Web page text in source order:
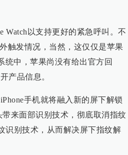
Watch以支持更好的紧急呼叫。不
触发情况，当然，这仅仅是苹果
统中，苹果尚没有给出官方回
产品信息。
手机就将融入新的屏下解锁
来面部识别技术，彻底取消指纹
识别技术，从而解决屏下指纹解